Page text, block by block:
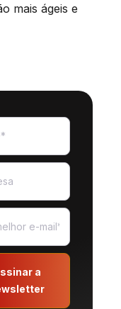
mais ágeis e
a